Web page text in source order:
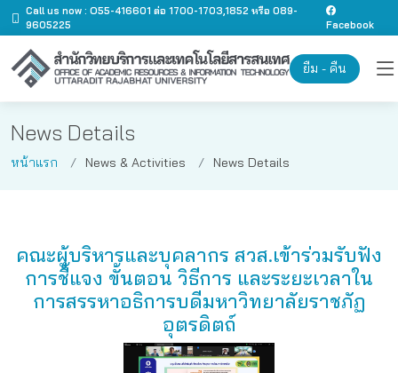
Call us now : O55-416601 ต่อ 1700-1703,1852 หรือ 089-
9605225
Facebook
ยืม - คืน
News Details
หน้าแรก News & Activities News Details
คณะผู้บริหารและบุคลากร สวส.เข้าร่วมรับฟัง
การชี้แจง ขั้นตอน วิธีการ และระยะเวลาใน
การสรรหาอธิการบดีมหาวิทยาลัยราชภัฏ
อุตรดิตถ์